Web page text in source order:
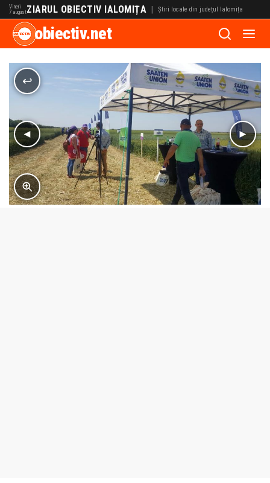
Vineri
7 augustZIARUL OBIECTIV IALOMIȚA | Știri locale din județul Ialomița
obiectiv.net